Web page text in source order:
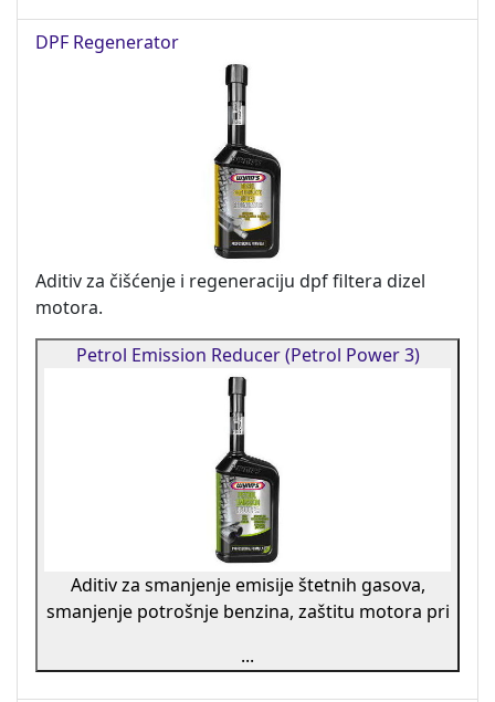
DPF Regenerator
Aditiv za čišćenje i regeneraciju dpf filtera dizel
motora.
Petrol Emission Reducer (Petrol Power 3)
Aditiv za smanjenje emisije štetnih gasova,
smanjenje potrošnje benzina, zaštitu motora pri
...